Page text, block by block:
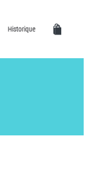
Historique